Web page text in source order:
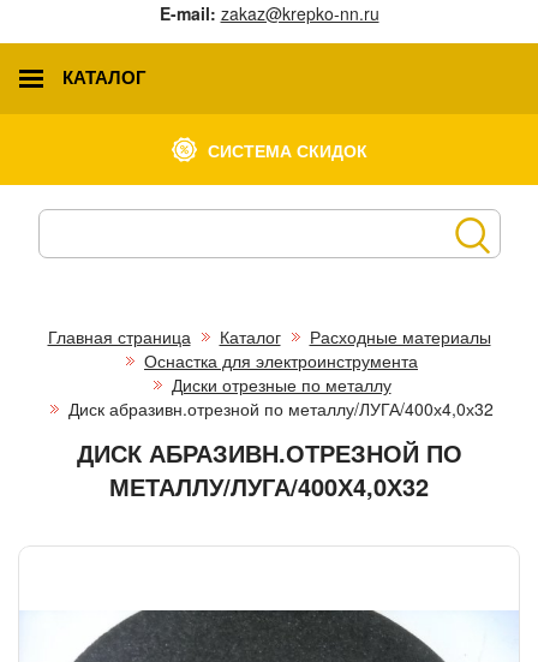
E-mail: zakaz@krepko-nn.ru
КАТАЛОГ
СИСТЕМА СКИДОК
Главная страница Каталог
Расходные материалы
Оснастка для электроинструмента
Диски отрезные по металлу
Диск абразивн.отрезной по металлу/ЛУГА/400х4,0х32
ДИСК АБРАЗИВН.ОТРЕЗНОЙ ПО
МЕТАЛЛУ/ЛУГА/400Х4,0Х32